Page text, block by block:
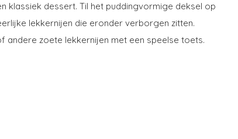
klassiek dessert. Til het puddingvormige deksel op
lekkernijen die eronder verborgen zitten.
zoete lekkernijen met een speelse toets.